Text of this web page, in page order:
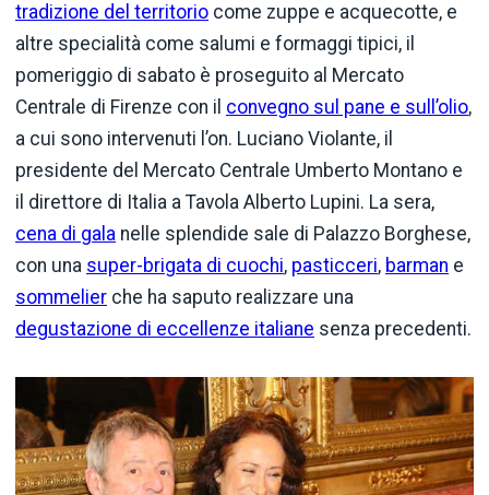
tradizione del territorio come zuppe e acquecotte, e
altre specialità come salumi e formaggi tipici, il
pomeriggio di sabato è proseguito al Mercato
Centrale di Firenze con il convegno sul pane e sull’olio,
a cui sono intervenuti l’on. Luciano Violante, il
presidente del Mercato Centrale Umberto Montano e
il direttore di Italia a Tavola Alberto Lupini. La sera,
cena di gala nelle splendide sale di Palazzo Borghese,
con una super-brigata di cuochi, pasticceri, barman e
sommelier che ha saputo realizzare una
degustazione di eccellenze italiane senza precedenti.